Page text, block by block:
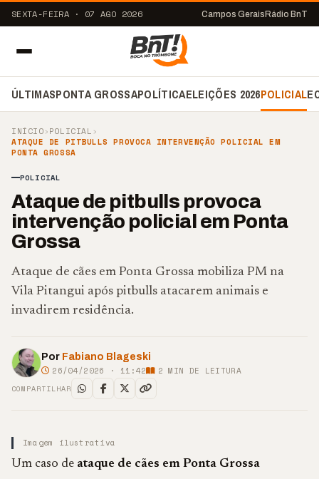
SEXTA-FEIRA · 07 AGO 2026 Campos Gerais Rádio BnT
ÚLTIMASPONTA GROSSAPOLÍTICAELEIÇÕES 2026POLICIAL
INÍCIO›POLICIAL ›
ATAQUE DE PITBULLS PROVOCA INTERVENÇÃO POLICIAL EM
PONTA GROSSA
POLICIAL
Ataque de pitbulls provoca
intervenção policial em Ponta
Grossa
Ataque de cães em Ponta Grossa mobiliza PM na
Vila Pitangui após pitbulls atacarem animais e
invadirem residência.
Por Fabiano Blageski
26/04/2026 · 11:42 2 MIN DE LEITURA
COMPARTILHAR
Imagem ilustrativa
Um caso de ataque de cães em Ponta Grossa